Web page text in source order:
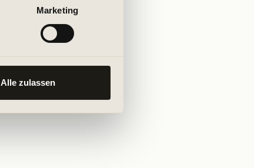
Marketing
Alle zulassen